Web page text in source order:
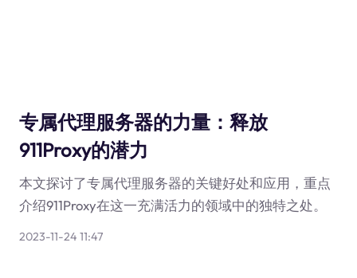
专属代理服务器的力量：释放
911Proxy的潜力
本文探讨了专属代理服务器的关键好处和应用，重点
介绍911Proxy在这一充满活力的领域中的独特之处。
2023-11-24 11:47